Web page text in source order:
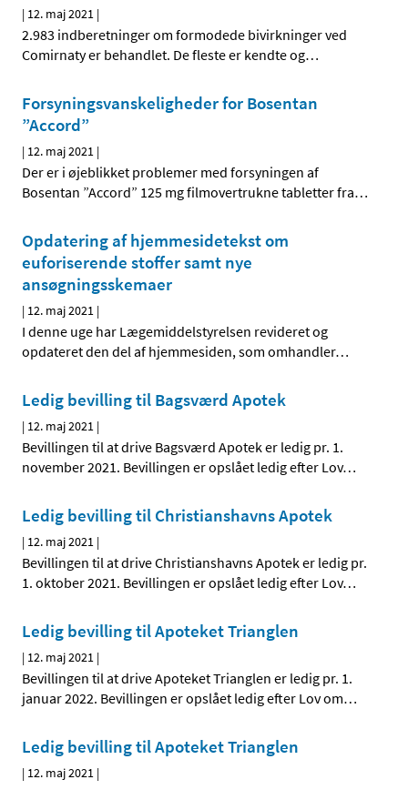
| 12. maj 2021 |
2.983 indberetninger om formodede bivirkninger ved
Comirnaty er behandlet. De fleste er kendte og…
Forsyningsvanskeligheder for Bosentan
”Accord”
| 12. maj 2021 |
Der er i øjeblikket problemer med forsyningen af
Bosentan ”Accord” 125 mg filmovertrukne tabletter fra…
Opdatering af hjemmesidetekst om
euforiserende stoffer samt nye
ansøgningsskemaer
| 12. maj 2021 |
I denne uge har Lægemiddelstyrelsen revideret og
opdateret den del af hjemmesiden, som omhandler…
Ledig bevilling til Bagsværd Apotek
| 12. maj 2021 |
Bevillingen til at drive Bagsværd Apotek er ledig pr. 1.
november 2021. Bevillingen er opslået ledig efter Lov…
Ledig bevilling til Christianshavns Apotek
| 12. maj 2021 |
Bevillingen til at drive Christianshavns Apotek er ledig pr.
1. oktober 2021. Bevillingen er opslået ledig efter Lov…
Ledig bevilling til Apoteket Trianglen
| 12. maj 2021 |
Bevillingen til at drive Apoteket Trianglen er ledig pr. 1.
januar 2022. Bevillingen er opslået ledig efter Lov om…
Ledig bevilling til Apoteket Trianglen
| 12. maj 2021 |